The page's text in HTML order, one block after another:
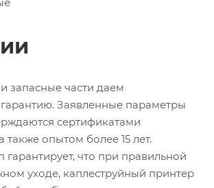
запасные части даем
Заявленные параметры
сертификатами
также опытом более 15 лет.
гарантирует, что при правильной
уходе, каплеструйный принтер